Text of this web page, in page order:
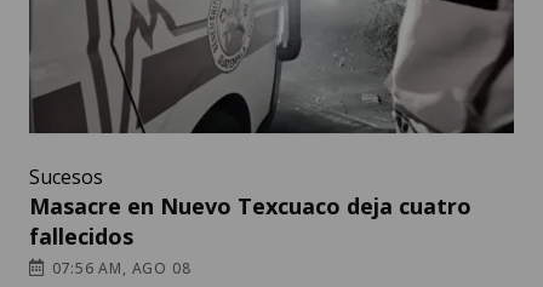
Sucesos
Masacre en Nuevo Texcuaco deja cuatro
fallecidos
07:56 AM, AGO 08